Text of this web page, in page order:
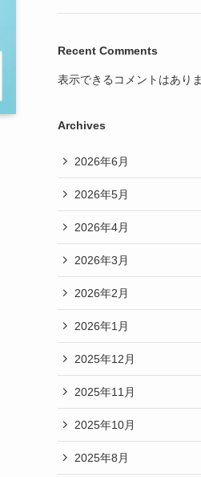
Recent Comments
表示できるコメントはありま
Archives
2026年6月
2026年5月
2026年4月
2026年3月
2026年2月
2026年1月
2025年12月
2025年11月
2025年10月
2025年8月